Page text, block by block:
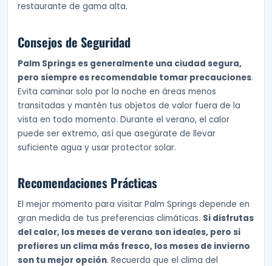
restaurante de gama alta.
Consejos de Seguridad
Palm Springs es generalmente una ciudad segura,
pero siempre es recomendable tomar precauciones.
Evita caminar solo por la noche en áreas menos
transitadas y mantén tus objetos de valor fuera de la
vista en todo momento. Durante el verano, el calor
puede ser extremo, así que asegúrate de llevar
suficiente agua y usar protector solar.
Recomendaciones Prácticas
El mejor momento para visitar Palm Springs depende en
gran medida de tus preferencias climáticas. Si disfrutas
del calor, los meses de verano son ideales, pero si
prefieres un clima más fresco, los meses de invierno
son tu mejor opción. Recuerda que el clima del